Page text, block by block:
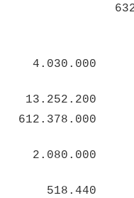
4.030.000
13.252.200
612.378.000
2.080.000
518.440